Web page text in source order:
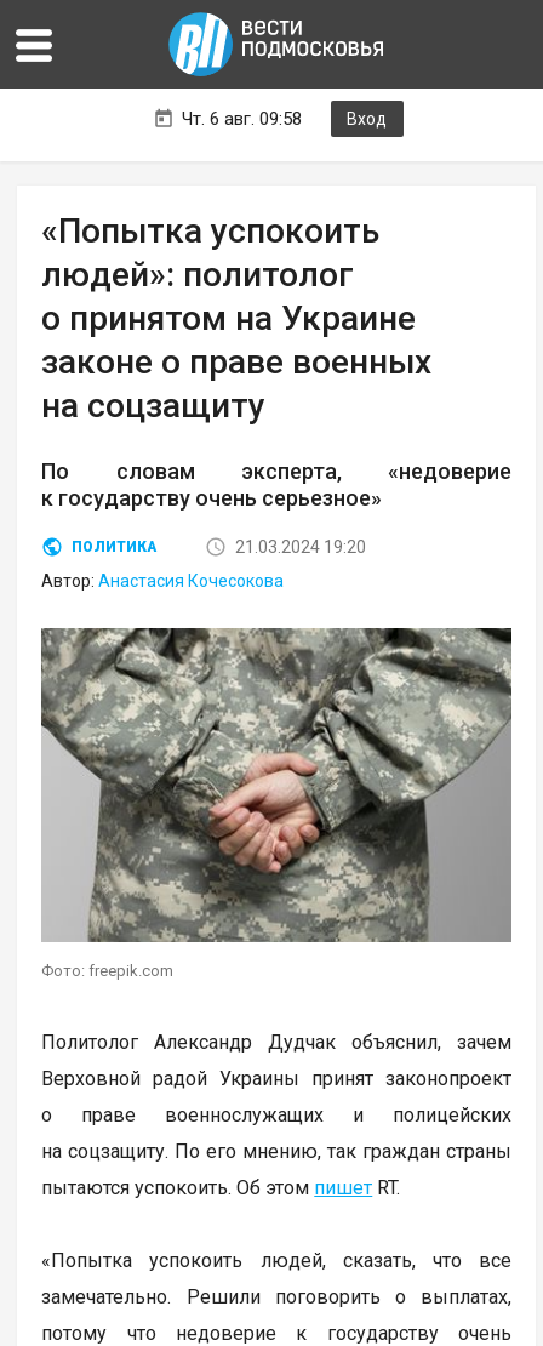
Чт. 6 авг. 09:58 Вход
«Попытка успокоить
людей»: политолог
о принятом на Украине
законе о праве военных
на соцзащиту
По словам эксперта, «недоверие
к государству очень серьезное»
ПОЛИТИКА
21.03.2024 19:20
Автор:Анастасия Кочесокова
Фото: freepik.com
Политолог Александр Дудчак объяснил, зачем
Верховной радой Украины принят законопроект
о праве военнослужащих и полицейских
на соцзащиту. По его мнению, так граждан страны
пытаются успокоить. Об этом пишет RT.
«Попытка успокоить людей, сказать, что все
замечательно. Решили поговорить о выплатах,
потому что недоверие к государству очень